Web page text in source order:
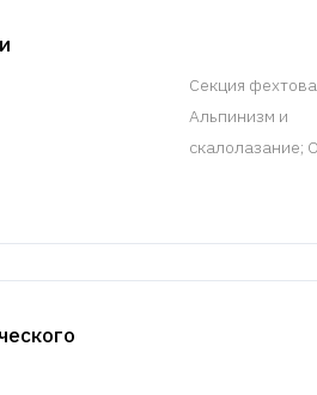
Cекция
Альпинизм и
скалолазание;